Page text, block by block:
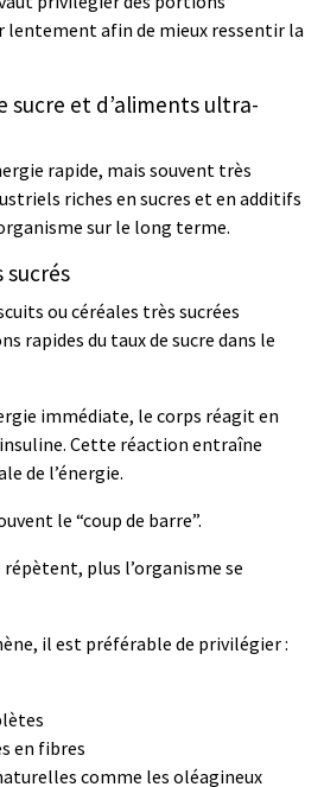
lentement afin de mieux ressentir la
sucre et d’aliments ultra-
rapide, mais souvent très
riches en sucres et en additifs
sur le long terme.
sucrés
ou céréales très sucrées
rapides du taux de sucre dans le
immédiate, le corps réagit en
Cette réaction entraîne
de l’énergie.
le “coup de barre”.
répètent, plus l’organisme se
il est préférable de privilégier :
en fibres
comme les oléagineux